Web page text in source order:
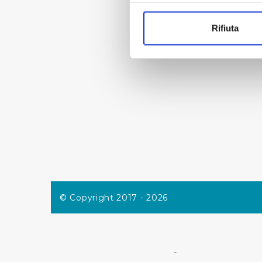
Identificare il tuo
digitali).
Rifiuta
© Copyright 2017 - 2026
-